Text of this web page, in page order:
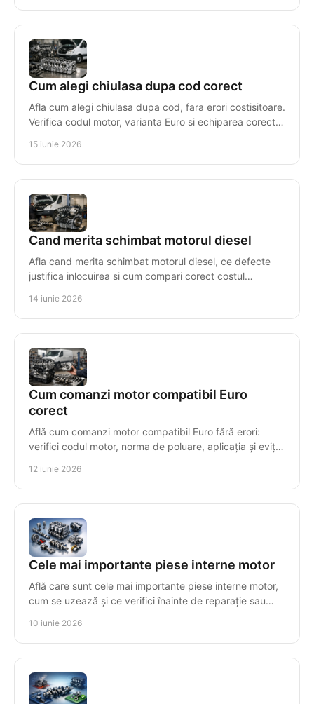
Cum alegi chiulasa dupa cod corect
Afla cum alegi chiulasa dupa cod, fara erori costisitoare.
Verifica codul motor, varianta Euro si echiparea corecta
15 iunie 2026
Cand merita schimbat motorul diesel
Afla cand merita schimbat motorul diesel, ce defecte
justifica inlocuirea si cum compari corect costul
14 iunie 2026
Cum comanzi motor compatibil Euro
corect
Află cum comanzi motor compatibil Euro fără erori:
verifici codul motor, norma de poluare, aplicația și eviți
12 iunie 2026
Cele mai importante piese interne motor
Află care sunt cele mai importante piese interne motor,
cum se uzează și ce verifici înainte de reparație sau
10 iunie 2026